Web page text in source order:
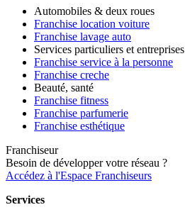
Automobiles & deux roues
Franchise location voiture
Franchise lavage auto
Services particuliers et entreprises
Franchise service à la personne
Franchise creche
Beauté, santé
Franchise fitness
Franchise parfumerie
Franchise esthétique
Franchiseur
Besoin de développer votre réseau ?
Accédez à l'Espace Franchiseurs
Services